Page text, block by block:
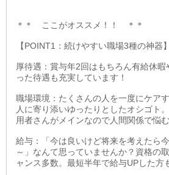
＊＊ ここがオススメ！！ ＊＊
【POINT1：続けやすい職場3種の神器】
厚待遇：賞与年2回はもちろん有給休
った待遇も充実しています！
職場環境：たくさんの人を一度にケア
人に寄り添いゆったりとしたオシゴト
用者さんがメインなので人間関係で悩
給与：「今は良いけど将来を考えたら
～」なんて思っていませんか？資格の
ャンス多数。最短半年で給与UPした方